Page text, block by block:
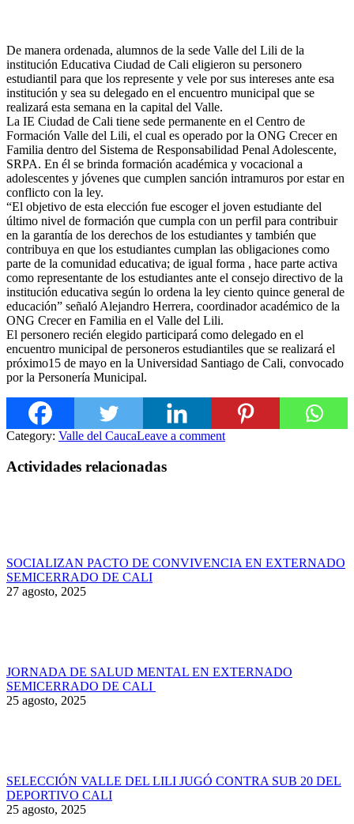
De manera ordenada, alumnos de la sede Valle del Lili de la
institución Educativa Ciudad de Cali eligieron su personero
estudiantil para que los represente y vele por sus intereses ante esa
institución y sea su delegado en el encuentro municipal que se
realizará esta semana en la capital del Valle.
La IE Ciudad de Cali tiene sede permanente en el Centro de
Formación Valle del Lili, el cual es operado por la ONG Crecer en
Familia dentro del Sistema de Responsabilidad Penal Adolescente,
SRPA. En él se brinda formación académica y vocacional a
adolescentes y jóvenes que cumplen sanción intramuros por estar en
conflicto con la ley.
“El objetivo de esta elección fue escoger el joven estudiante del
último nivel de formación que cumpla con un perfil para contribuir
en la garantía de los derechos de los estudiantes y también que
contribuya en que los estudiantes cumplan las obligaciones como
parte de la comunidad educativa; de igual forma , hace parte activa
como representante de los estudiantes ante el consejo directivo de la
institución educativa según lo ordena la ley ciento quince general de
educación” señaló Alejandro Herrera, coordinador académico de la
ONG Crecer en Familia en el Valle del Lili.
El personero recién elegido participará como delegado en el
encuentro municipal de personeros estudiantiles que se realizará el
próximo15 de mayo en la Universidad Santiago de Cali, convocado
por la Personería Municipal.
Category: Valle del CaucaLeave a comment
Actividades relacionadas
SOCIALIZAN PACTO DE CONVIVENCIA EN EXTERNADO
SEMICERRADO DE CALI
27 agosto, 2025
JORNADA DE SALUD MENTAL EN EXTERNADO
SEMICERRADO DE CALI
25 agosto, 2025
SELECCIÓN VALLE DEL LILI JUGÓ CONTRA SUB 20 DEL
DEPORTIVO CALI
25 agosto, 2025